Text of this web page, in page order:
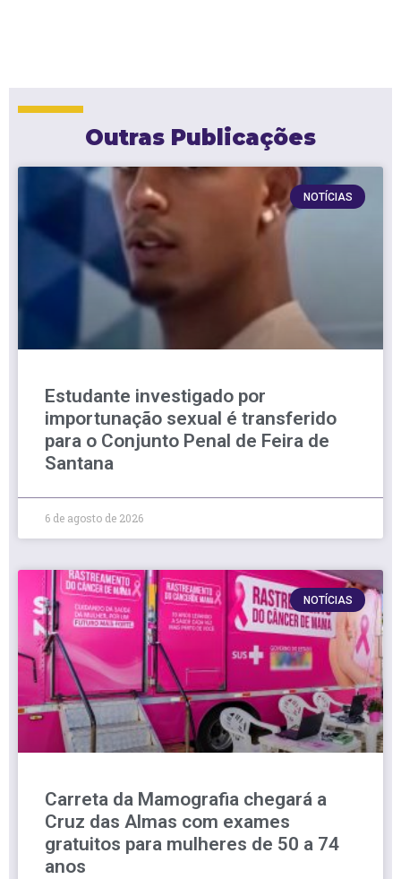
Outras Publicações
NOTÍCIAS
Estudante investigado por
importunação sexual é transferido
para o Conjunto Penal de Feira de
Santana
6 de agosto de 2026
NOTÍCIAS
Carreta da Mamografia chegará a
Cruz das Almas com exames
gratuitos para mulheres de 50 a 74
anos